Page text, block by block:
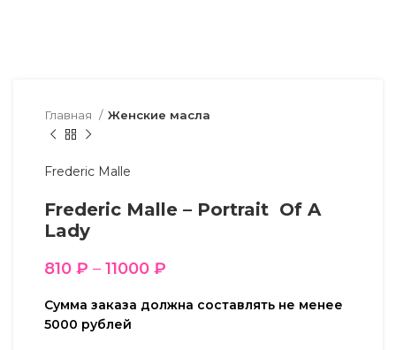
Главная Женские масла
Frederic Malle
Frederic Malle – Portrait Of A
Lady
810 ₽ – 11000 ₽
Сумма заказа должна составлять не менее
5000 рублей